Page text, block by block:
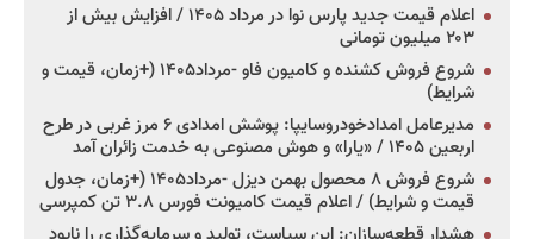
اعلام قیمت جدید پارس نوا در مرداد ۱۴۰۵ / افزایش بیش از
۲۰۳ میلیون تومانی
شروع فروش کشنده و کامیون فاو -مرداد۱۴۰۵ (+زمان، قیمت و
شرایط)
مدیرعامل امدادخودروسایپا: پوشش امدادی ۶ مرز غربی در طرح
اربعین ۱۴۰۵ / «یارا» و هوش مصنوعی به خدمت زائران آمد
شروع فروش ۸ محصول بهمن دیزل -مرداد۱۴۰۵ (+زمان، جدول
قیمت و شرایط) / اعلام قیمت کامیونت فورس ۳.۸ تن کمپرسی